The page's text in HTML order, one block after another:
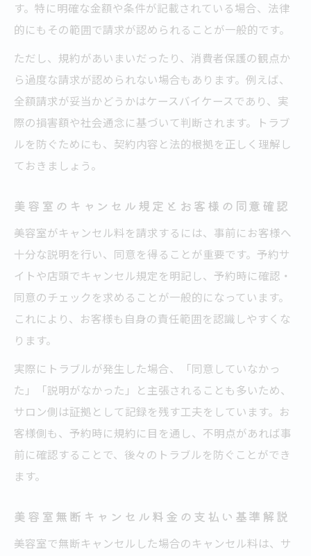
す。特に明確な金額や条件が記載されている場合、法律
的にもその範囲で請求が認められることが一般的です。
ただし、規約があいまいだったり、消費者保護の観点か
ら過度な請求が認められない場合もあります。例えば、
全額請求が妥当かどうかはケースバイケースであり、実
際の損害額や社会通念に基づいて判断されます。トラブ
ルを防ぐためにも、契約内容と法的根拠を正しく理解し
ておきましょう。
美容室のキャンセル規定とお客様の同意確認
美容室がキャンセル料を請求するには、事前にお客様へ
十分な説明を行い、同意を得ることが重要です。予約サ
イトや店頭でキャンセル規定を明記し、予約時に確認・
同意のチェックを求めることが一般的になっています。
これにより、お客様も自身の責任範囲を認識しやすくな
ります。
実際にトラブルが発生した場合、「同意していなかっ
た」「説明がなかった」と主張されることも多いため、
サロン側は証拠として記録を残す工夫をしています。お
客様側も、予約時に規約に目を通し、不明点があれば事
前に確認することで、後々のトラブルを防ぐことができ
ます。
美容室無断キャンセル料金の支払い基準解説
美容室で無断キャンセルした場合のキャンセル料は、サ